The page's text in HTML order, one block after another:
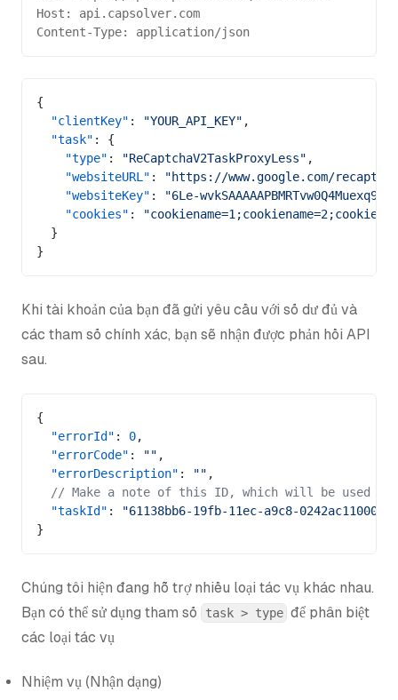
Host: api.capsolver.com
Content-Type: application/json
{
  "clientKey"
: "YOUR_API_KEY" ,
  "task"
: {
    "type"
: "ReCaptchaV2TaskProxyLess" ,
    "websiteURL"
:
"https://www.google.com/
    "websiteKey"
:
"6Le-
    "cookies"
:
  }
}
Khi tài khoản của bạn đã gửi yêu cầu với số dư đủ và
các tham số chính xác, bạn sẽ nhận được phản hồi API
sau.
{
  "errorId"
: 0,
  "errorCode"
: "" ,
  "errorDescription"
: "" ,
// Make a note of this ID, which will be used
  "taskId"
:
"61138bb6-19fb-11ec-a9c8-0242ac110006"
}
Chúng tôi hiện đang hỗ trợ nhiều loại tác vụ khác nhau.
Bạn có thể sử dụng tham số
task > type để phân biệt
các loại tác vụ
Nhiệm vụ (Nhận dạng)